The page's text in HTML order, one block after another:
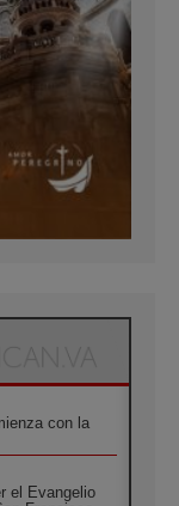
con la
el Evangelio